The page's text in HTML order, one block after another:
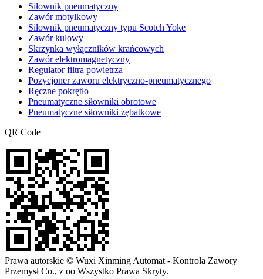
Siłownik pneumatyczny
Zawór motylkowy
Siłownik pneumatyczny typu Scotch Yoke
Zawór kulowy
Skrzynka wyłączników krańcowych
Zawór elektromagnetyczny
Regulator filtra powietrza
Pozycjoner zaworu elektryczno-pneumatycznego
Ręczne pokrętło
Pneumatyczne siłowniki obrotowe
Pneumatyczne siłowniki zębatkowe
QR Code
Prawa autorskie © Wuxi Xinming Automat - Kontrola Zawory
Przemysł Co., z oo Wszystko Prawa Skryty.